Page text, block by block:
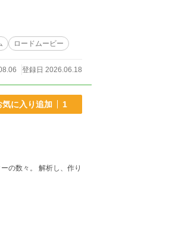
ロードムービー
登録日 2026.06.18
気に入り追加 1
の数々。 解析し、作り